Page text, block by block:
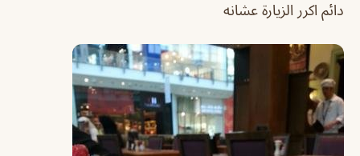
دائم اكرر الزيارة عشانه